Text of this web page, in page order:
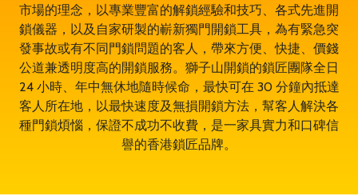
市場的理念，以專業豐富的解鎖經驗和技巧、各式先進開
鎖儀器，以及自家研製的嶄新獨門開鎖工具，為有緊急突
發事故或有不同門鎖問題的客人，帶來方便、快捷、價錢
公道兼透明度高的開鎖服務。獅子山開鎖的鎖匠團隊全日
24 小時、年中無休地隨時候命，最快可在 30 分鐘內抵達
客人所在地，以最快速度及無損開鎖方法，幫客人解決各
種門鎖煩惱，保證不成功不收費，是一家具實力和口碑信
譽的香港鎖匠品牌。